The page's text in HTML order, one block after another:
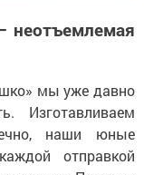
неотъемлемая
мы уже давно
Изготавливаем
наши юные
отправкой